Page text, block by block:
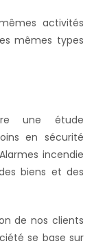
activités
mêmes types
une étude
en sécurité
incendie
biens et des
de nos clients
se base sur